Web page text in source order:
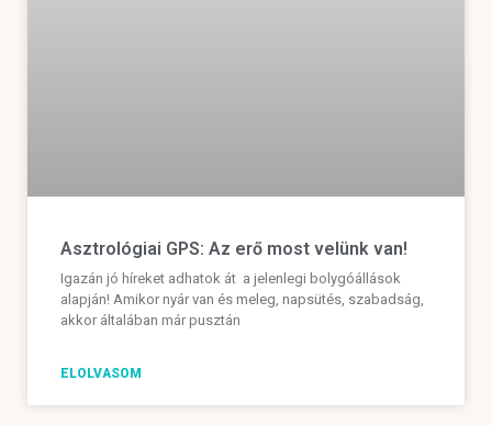
Asztrológiai GPS: Az erő most velünk van!
Igazán jó híreket adhatok át a jelenlegi bolygóállások
alapján! Amikor nyár van és meleg, napsütés, szabadság,
akkor általában már pusztán
ELOLVASOM